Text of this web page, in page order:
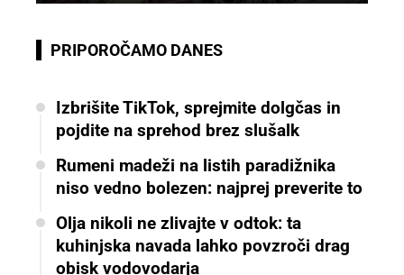
PRIPOROČAMO DANES
Izbrišite TikTok, sprejmite dolgčas in
pojdite na sprehod brez slušalk
Rumeni madeži na listih paradižnika
niso vedno bolezen: najprej preverite to
Olja nikoli ne zlivajte v odtok: ta
kuhinjska navada lahko povzroči drag
obisk vodovodarja